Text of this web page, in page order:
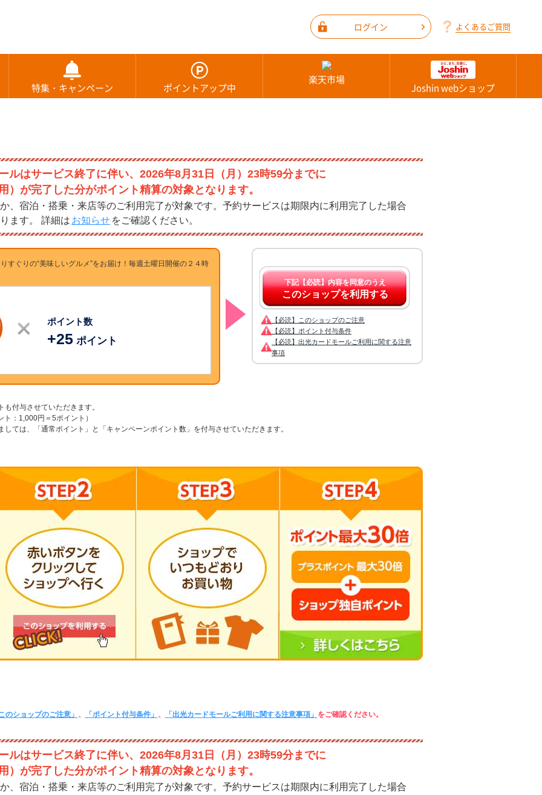
ログイン よくあるご質問
特集・キャンペーン ポイントアップ中
楽天市場
Joshin webショップ
ルはサービス終了に伴い、2026年8月31日（月）23時59分までに
）が完了した分がポイント精算の対象となります。
、宿泊・搭乗・来店等のご利用完了が対象です。予約サービスは期限内に利用完了した場合
ます。 詳細は お知らせ をご確認ください。
すぐりの“美味しいグルメ”をお届け！毎週土曜日開催の２４時
ポイント数
+25 ポイント
下記【必読】内容を同意のうえ
このショップを利用する
【必読】このショップのご注意
【必読】ポイント付与条件
【必読】出光カードモールご利用に関する注意
事項
付与させていただきます。
：1,000円＝5ポイント）
ては、「通常ポイント」と「キャンペーンポイント数」を付与させていただきます。
のショップのご注意」 、 「ポイント付与条件」 、 「出光カードモールご利用に関する注意事項」 をご確認ください。
ルはサービス終了に伴い、2026年8月31日（月）23時59分までに
）が完了した分がポイント精算の対象となります。
、宿泊・搭乗・来店等のご利用完了が対象です。予約サービスは期限内に利用完了した場合